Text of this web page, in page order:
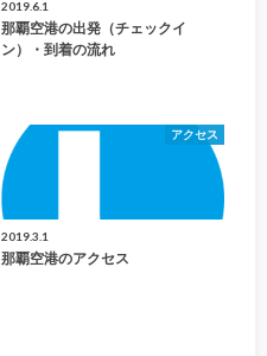
2019.6.1
那覇空港の出発（チェックイ
ン）・到着の流れ
アクセス
2019.3.1
那覇空港のアクセス